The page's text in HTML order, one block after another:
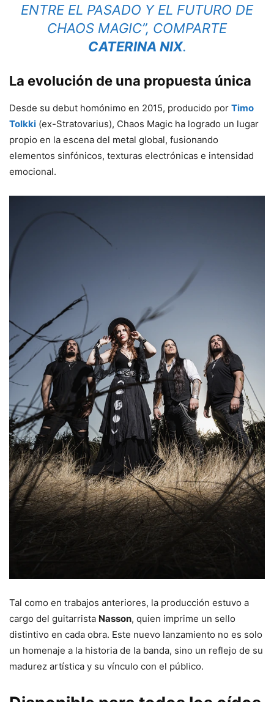
ENTRE EL PASADO Y EL FUTURO DE
CHAOS MAGIC”, COMPARTE
CATERINA NIX.
La evolución de una propuesta única
Desde su debut homónimo en 2015, producido por Timo
Tolkki (ex-Stratovarius), Chaos Magic ha logrado un lugar
propio en la escena del metal global, fusionando
elementos sinfónicos, texturas electrónicas e intensidad
emocional.
Tal como en trabajos anteriores, la producción estuvo a
cargo del guitarrista Nasson, quien imprime un sello
distintivo en cada obra. Este nuevo lanzamiento no es solo
un homenaje a la historia de la banda, sino un reflejo de su
madurez artística y su vínculo con el público.